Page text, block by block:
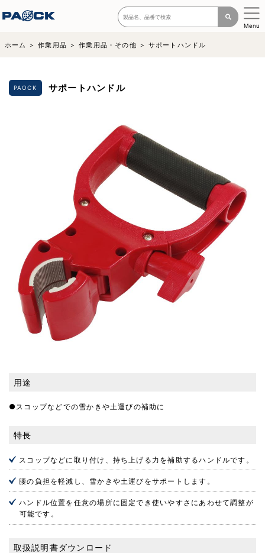
Menu
ホーム 作業用品 作業用品・その他 サポートハンドル
PAOCK サポートハンドル
用途
●スコップなどでの雪かきや土運びの補助に
特長
スコップなどに取り付け、持ち上げる力を補助するハンドルです。
腰の負担を軽減し、雪かきや土運びをサポートします。
ハンドル位置を任意の場所に固定でき使いやすさにあわせて調整が
可能です。
取扱説明書ダウンロード